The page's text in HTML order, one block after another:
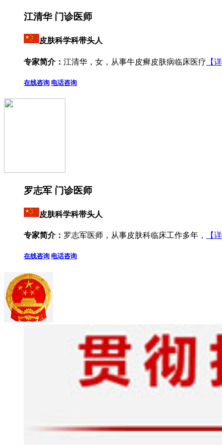
江清华 门诊医师
皮肤科学科带头人
专家简介： 江清华，女，从事牛皮癣皮肤病临床医疗 【
在线咨询 电话咨询
罗志军 门诊医师
皮肤科学科带头人
专家简介： 罗志军医师，从事皮肤科临床工作多年， 【
在线咨询 电话咨询